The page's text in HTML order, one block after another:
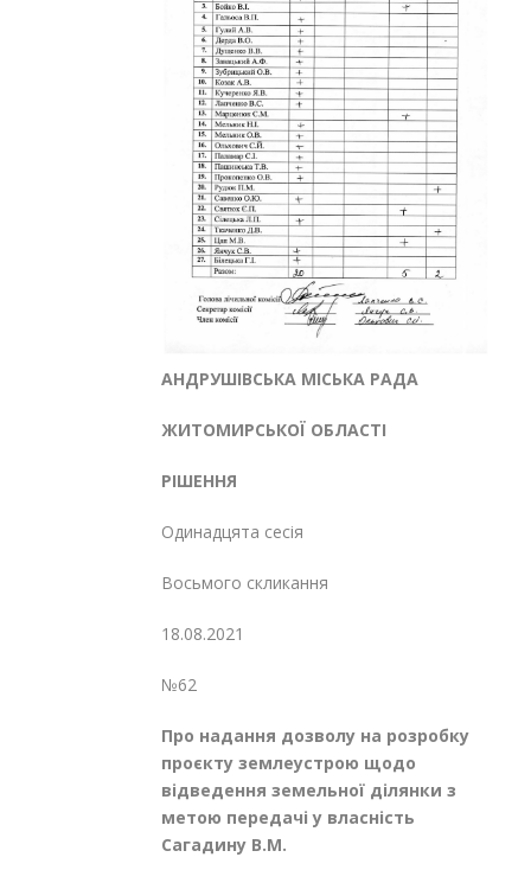
АНДРУШІВСЬКА МІСЬКА РАДА
ЖИТОМИРСЬКОЇ ОБЛАСТІ
РІШЕННЯ
Одинадцята сесія
Восьмого скликання
18.08.2021
№62
Про надання дозволу на розробку
проєкту землеустрою щодо
відведення земельної ділянки з
метою передачі у власність
Сагадину В.М.